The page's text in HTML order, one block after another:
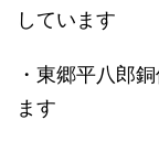
しています
・東郷平八郎
ます